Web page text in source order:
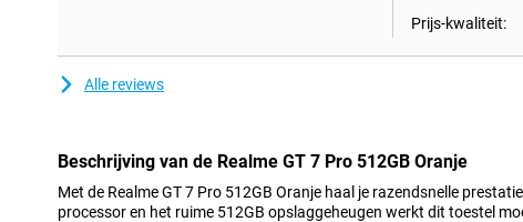
Prijs-kwaliteit:
Alle reviews
Beschrijving van de Realme GT 7 Pro 512GB Oranje
Met de Realme GT 7 Pro 512GB Oranje haal je razendsnelle
processor en het ruime 512GB opslaggeheugen werkt dit toestel